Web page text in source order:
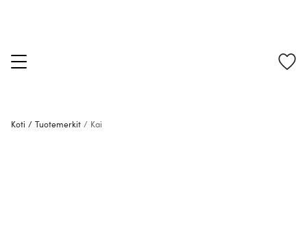
Koti / Tuotemerkit / Kai